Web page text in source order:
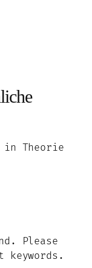
in Theorie
Please